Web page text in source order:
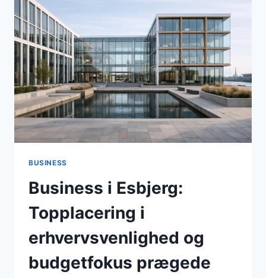
ROLLE
I
FOKUS
I
APRIL
2026
BUSINESS
Business i Esbjerg:
Topplacering i
erhvervsvenlighed og
budgetfokus prægede